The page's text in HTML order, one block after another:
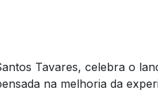
Tavares, celebra o
na melhoria da